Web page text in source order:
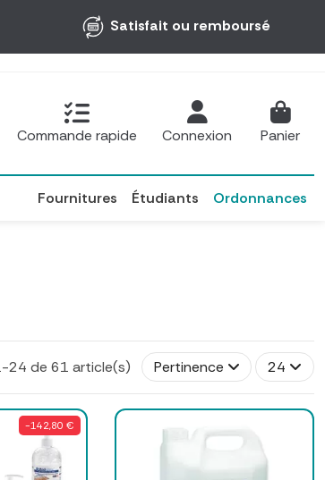
Satisfait ou remboursé
Commande rapide Connexion Panier
Fournitures Étudiants Ordonnances
24 de 61 article(s) Pertinence 24
-142,80 €